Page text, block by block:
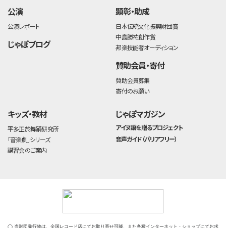
公演
公演レポート
じゃぽブログ
顕彰・助成
日本伝統文化振興財団賞
中島勝祐創作賞
邦楽技能者オーディション
賛助会員・寄付
賛助会員募集
寄付のお願い
キッズ・教材
平多正於舞踊研究所
「音楽劇」シリーズ
講習会のご案内
じゃぽマガジン
アイヌ語を贈るプロジェクト
音声ガイド（バリアフリー）
◯ 当財団発行物は、全国レコード店にてお取り寄せ可能、また各種インターネット・ショップにてお求